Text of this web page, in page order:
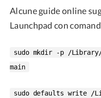
Alcune guide online
Launchpad con
sudo mkdir -p /Library/
main
sudo defaults write /